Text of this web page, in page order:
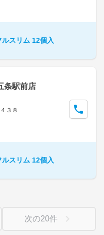
スリム 12個入
条駅前店
３８
スリム 12個入
次の20件